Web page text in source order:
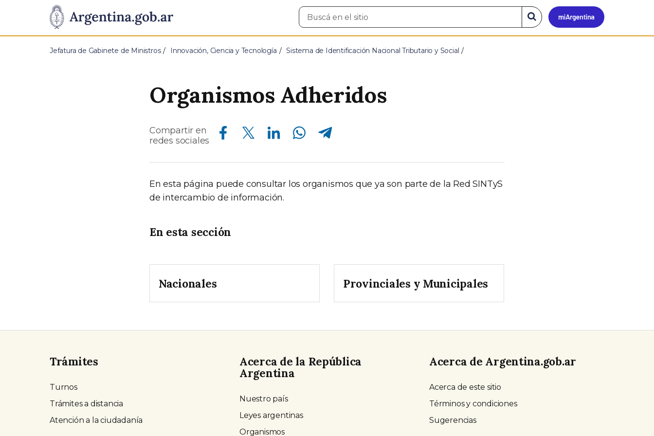
Presidencia
de
Pasar al contenido principal
Mi
Buscar
en
Buscar
en
el
Jefatura de Gabinete de Ministros Innovación, Ciencia y Tecnología Sistema de Identificación Nacional Tributario y Social
Organismos Adheridos
Compartir en
redes sociales
Compartir en Facebook Compartir en Twitter Compartir en Linkedin Compartir en Whatsapp Compartir en Telegram
En esta página puede consultar los organismos que ya son parte de la Red SINTyS
de intercambio de información.
En esta sección
Nacionales Provinciales y Municipales
Trámites
Turnos
Trámites a distancia
Atención a la ciudadanía
Acerca de la República
Argentina
Nuestro país
Leyes argentinas
Organismos
Acerca de Argentina.gob.ar
Acerca de este sitio
Términos y condiciones
Sugerencias